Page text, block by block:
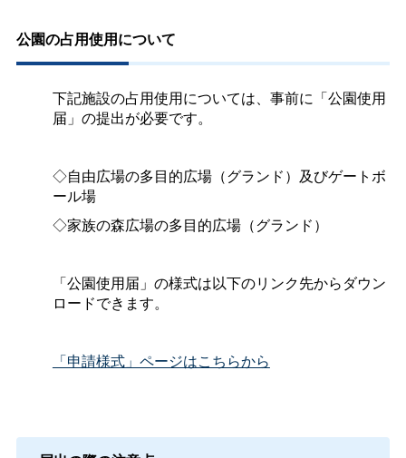
公園の占用使用について
下記施設の占用使用については、事前に「公園使用
届」の提出が必要です。
◇自由広場の多目的広場（グランド）及びゲートボ
ール場
◇家族の森広場の多目的広場（グランド）
「公園使用届」の様式は以下のリンク先からダウン
ロードできます。
「申請様式」ページはこちらから